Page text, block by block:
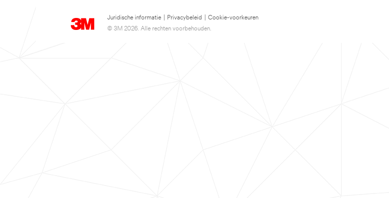
Juridische informatie Privacybeleid
Cookie-voorkeuren
© 3M 2026. Alle rechten voorbehouden.